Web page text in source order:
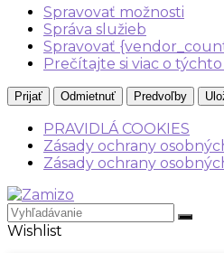
Spravovať možnosti
Správa služieb
Spravovať
Prečítajte si viac o
Prijať Odmietnuť Predvoľby
PRAVIDLÁ COOKIES
Zásady ochrany
Zásady ochrany
Wishlist